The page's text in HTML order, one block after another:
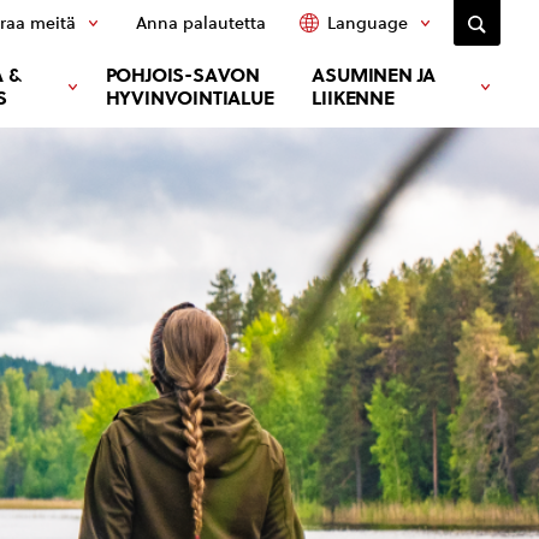
&
POHJOIS-SAVON
HYVINVOINTIALUE
ASUMINEN JA
LIIKENNE
meitä Anna palautetta Language